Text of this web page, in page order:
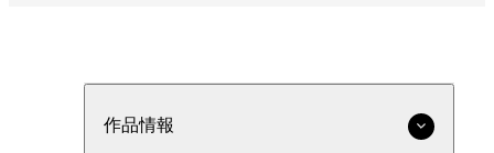
作品情報